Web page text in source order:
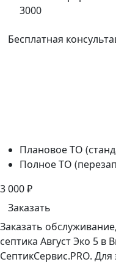
3000
Бесплатная
Плановое ТО
Полное ТО
3 000₽
Заказать
Заказать
септика Август Эко 5
СептикСервис.PRO.